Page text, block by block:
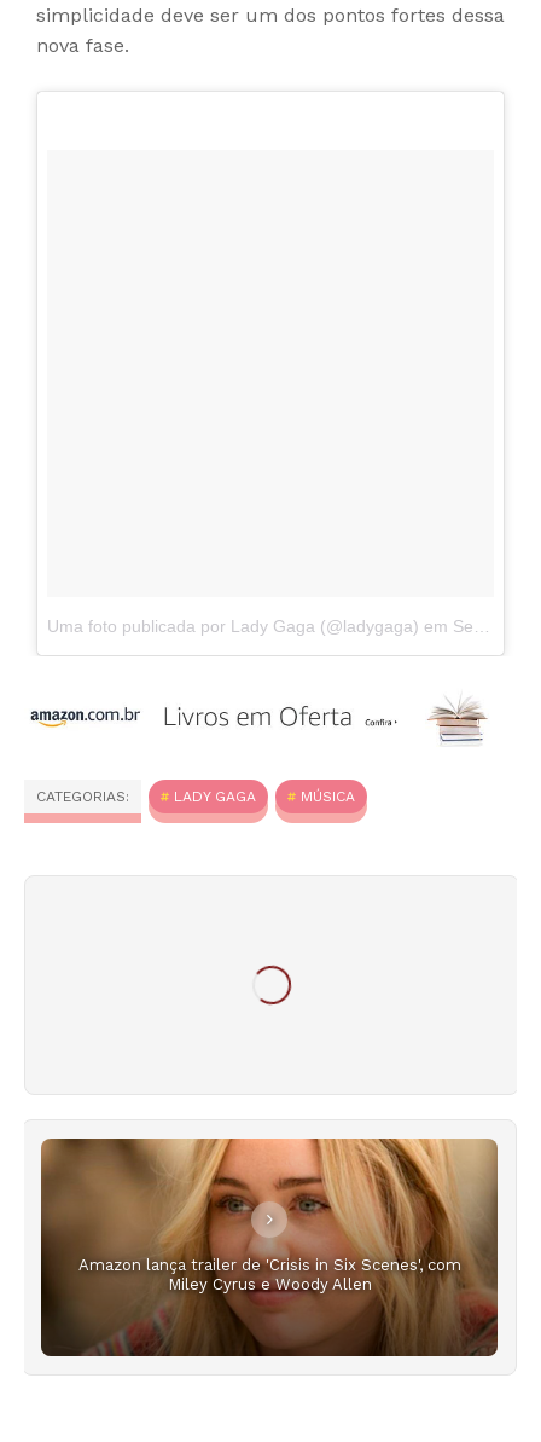
simplicidade deve ser um dos pontos fortes dessa
nova fase.
Uma foto publicada por Lady Gaga (@ladygaga) em Set 15, 2016 às 11:56 PDT
CATEGORIAS: LADY GAGA MÚSICA
Amazon lança trailer de 'Crisis in Six Scenes', com
Miley Cyrus e Woody Allen